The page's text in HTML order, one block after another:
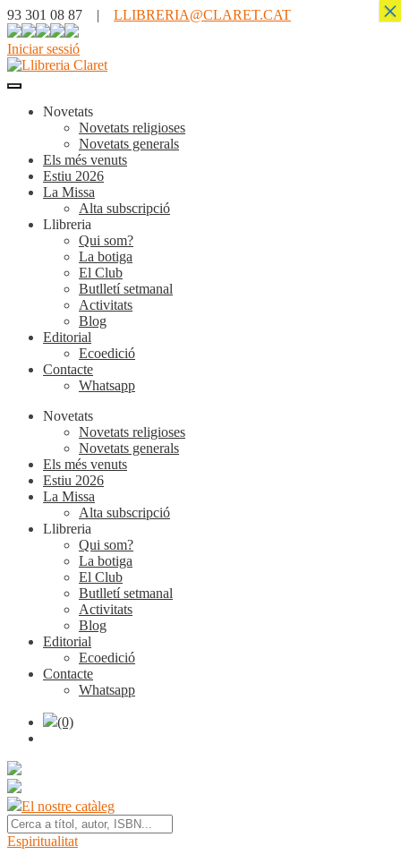
93 301 08 87 | LLIBRERIA@CLARET.CAT
Iniciar sessió
Novetats
Novetats religioses
Novetats generals
Els més venuts
Estiu 2026
La Missa
Alta subscripció
Llibreria
Qui som?
La botiga
El Club
Butlletí setmanal
Activitats
Blog
Editorial
Ecoedició
Contacte
Whatsapp
Novetats
Novetats religioses
Novetats generals
Els més venuts
Estiu 2026
La Missa
Alta subscripció
Llibreria
Qui som?
La botiga
El Club
Butlletí setmanal
Activitats
Blog
Editorial
Ecoedició
Contacte
Whatsapp
(0)
El nostre catàleg
Espiritualitat
×